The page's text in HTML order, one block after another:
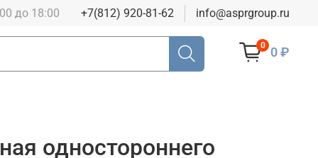
до 18:00 +7(812) 920-81-62 info@asprgroup.ru
0 0 ₽
одностороннего